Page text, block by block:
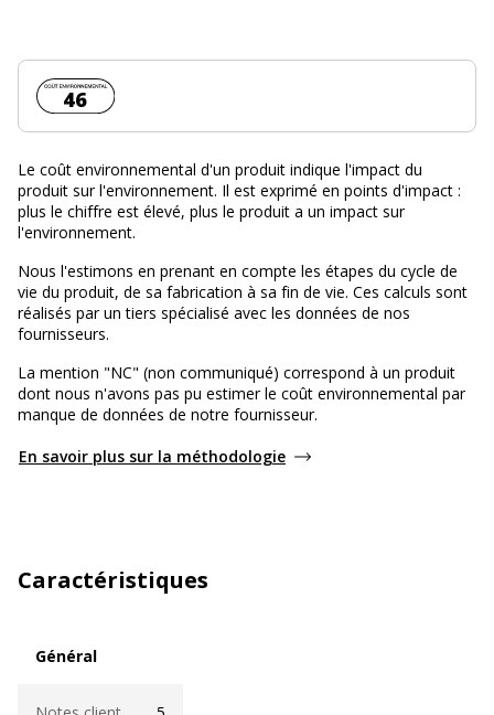
Coût environnemental :
46
Le coût environnemental d'un produit indique l'impact du
produit sur l'environnement. Il est exprimé en points d'impact :
plus le chiffre est élevé, plus le produit a un impact sur
l'environnement.
Nous l'estimons en prenant en compte les étapes du cycle de
vie du produit, de sa fabrication à sa fin de vie. Ces calculs sont
réalisés par un tiers spécialisé avec les données de nos
fournisseurs.
La mention "NC" (non communiqué) correspond à un produit
dont nous n'avons pas pu estimer le coût environnemental par
manque de données de notre fournisseur.
En savoir plus sur la méthodologie
Caractéristiques
Général